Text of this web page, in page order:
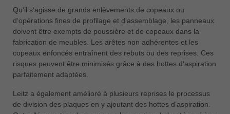
Qu‘il s‘agisse de grands enlèvements de copeaux ou
d‘opérations fines de profilage et d‘assemblage, les panneaux
doivent être exempts de poussière et de copeaux dans la
fabrication de meubles. Les arêtes non adhérentes et les
copeaux enfoncés entraînent des rebuts ou des reprises. Ces
risques peuvent être minimisés grâce à des hottes d‘aspiration
parfaitement adaptées.
Leitz a également amélioré à plusieurs reprises le processus
de division des plaques en y ajoutant des hottes d‘aspiration.